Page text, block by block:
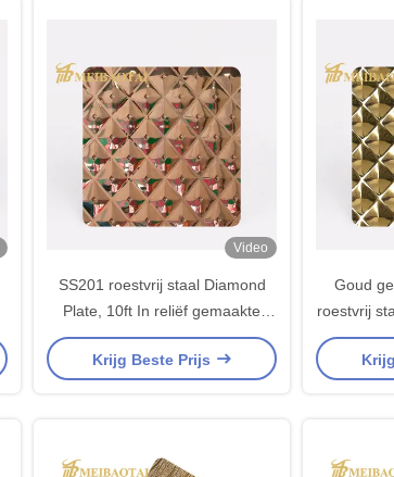
Video
SS201 roestvrij staal Diamond
Plate, 10ft In reliëf gemaakte
Staalplaat 0.75mm dik
Krijg Beste Prijs
Goud
roestvrij
met een